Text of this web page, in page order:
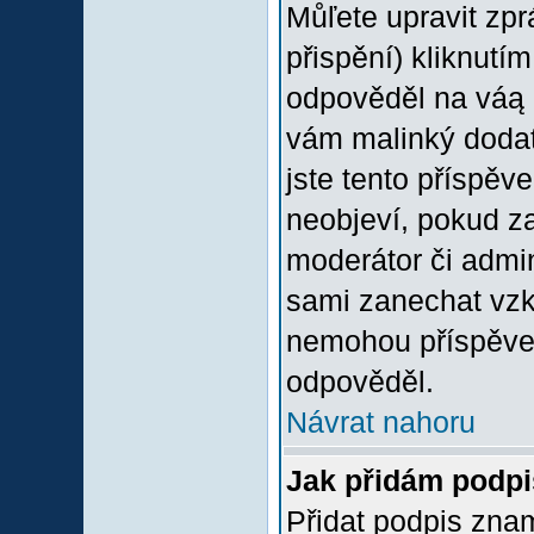
Můľete upravit
přispění)
odpověděl na
vám malinký
jste tento
neobjeví, pokud
moderátor či
sami zanechat
nemohou
odpověděl.
Návrat nahoru
Jak přidám
Přidat podpis